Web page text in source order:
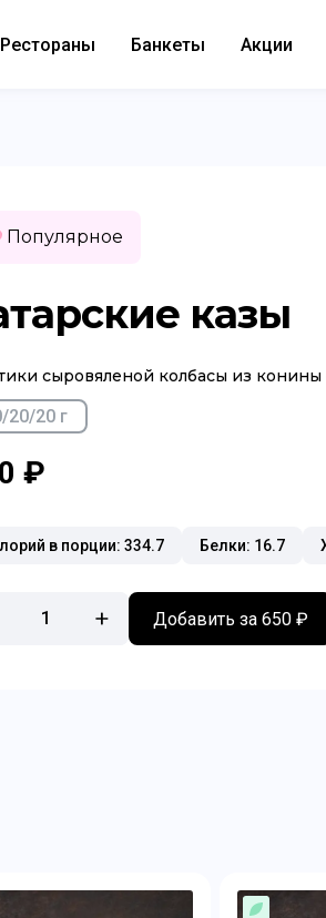
Рестораны Банкеты Акции
Популярное
казы
сыровяленой колбасы из
20/20 г
₽
в порции: 334.7 Белки: 16.7
1 Добавить за 650 ₽